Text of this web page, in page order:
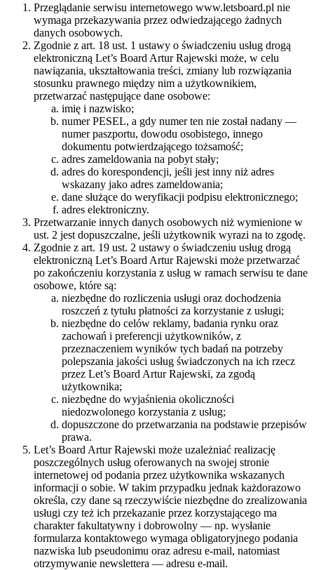
Przeglądanie serwisu internetowego www.letsboard.pl nie
wymaga przekazywania przez odwiedzającego żadnych
danych osobowych.
Zgodnie z art. 18 ust. 1 ustawy o świadczeniu usług drogą
elektroniczną Let’s Board Artur Rajewski może, w celu
nawiązania, ukształtowania treści, zmiany lub rozwiązania
stosunku prawnego między nim a użytkownikiem,
przetwarzać następujące dane osobowe:
imię i nazwisko;
numer PESEL, a gdy numer ten nie został nadany —
numer paszportu, dowodu osobistego, innego
dokumentu potwierdzającego tożsamość;
adres zameldowania na pobyt stały;
adres do korespondencji, jeśli jest inny niż adres
wskazany jako adres zameldowania;
dane służące do weryfikacji podpisu elektronicznego;
adres elektroniczny.
Przetwarzanie innych danych osobowych niż wymienione w
ust. 2 jest dopuszczalne, jeśli użytkownik wyrazi na to zgodę.
Zgodnie z art. 19 ust. 2 ustawy o świadczeniu usług drogą
elektroniczną Let’s Board Artur Rajewski może przetwarzać
po zakończeniu korzystania z usług w ramach serwisu te dane
osobowe, które są:
niezbędne do rozliczenia usługi oraz dochodzenia
roszczeń z tytułu płatności za korzystanie z usługi;
niezbędne do celów reklamy, badania rynku oraz
zachowań i preferencji użytkowników, z
przeznaczeniem wyników tych badań na potrzeby
polepszania jakości usług świadczonych na ich rzecz
przez Let’s Board Artur Rajewski, za zgodą
użytkownika;
niezbędne do wyjaśnienia okoliczności
niedozwolonego korzystania z usług;
dopuszczone do przetwarzania na podstawie przepisów
prawa.
Let’s Board Artur Rajewski może uzależniać realizację
poszczególnych usług oferowanych na swojej stronie
internetowej od podania przez użytkownika wskazanych
informacji o sobie. W takim przypadku jednak każdorazowo
określa, czy dane są rzeczywiście niezbędne do zrealizowania
usługi czy też ich przekazanie przez korzystającego ma
charakter fakultatywny i dobrowolny — np. wysłanie
formularza kontaktowego wymaga obligatoryjnego podania
nazwiska lub pseudonimu oraz adresu e-mail, natomiast
otrzymywanie newslettera — adresu e-mail.